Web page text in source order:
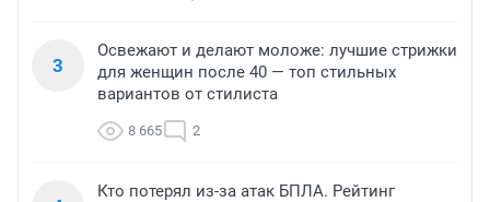
3
Освежают и делают моложе: лучшие стрижки
для женщин после 40 — топ стильных
вариантов от стилиста
8 665 2
Кто потерял из-за атак БПЛА. Рейтинг